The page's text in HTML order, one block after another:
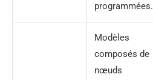
programmées.
Modèles
composés de
nœuds